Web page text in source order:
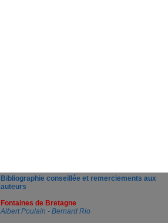
Bibliographie conseillée et remerciements aux
auteurs
Fontaines de Bretagne
Albert Poulain - Bernard Rio